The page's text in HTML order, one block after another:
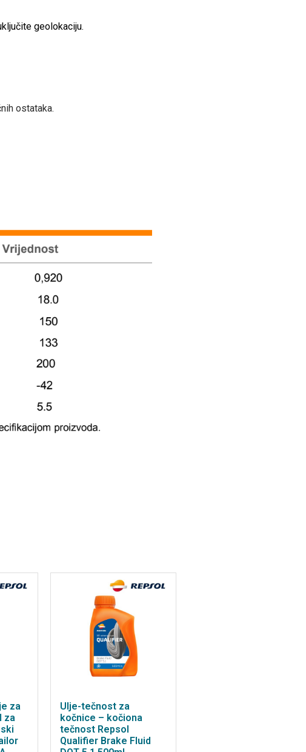
geolokaciju.
ostataka.
za
za
Ulje-tečnost za
kočnice – kočiona
tečnost Repsol
Qualifier Brake Fluid